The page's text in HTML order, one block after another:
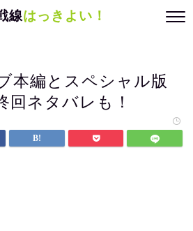
線はっきよい！
本編とスペシャル版
回ネタバレも！